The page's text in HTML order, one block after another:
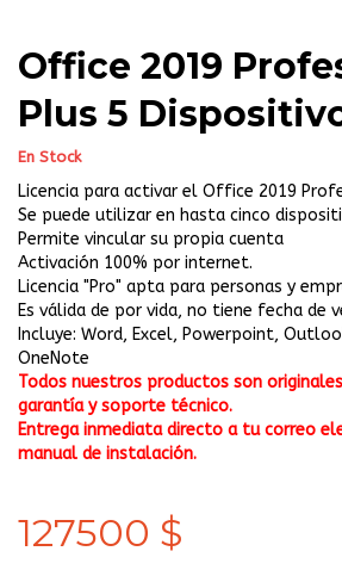
Office 2019
Plus 5
En Stock
Licencia para activar el Office 2019
Se puede utilizar en hasta cinco
Permite vincular su propia cuenta
Activación 100% por internet.
Licencia "Pro" apta para personas y
Es válida de por vida, no tiene fecha de
Incluye: Word, Excel, Powerpoint,
OneNote
Todos nuestros productos son
garantía y soporte técnico.
Entrega inmediata directo a tu correo
manual de instalación.
127500 $